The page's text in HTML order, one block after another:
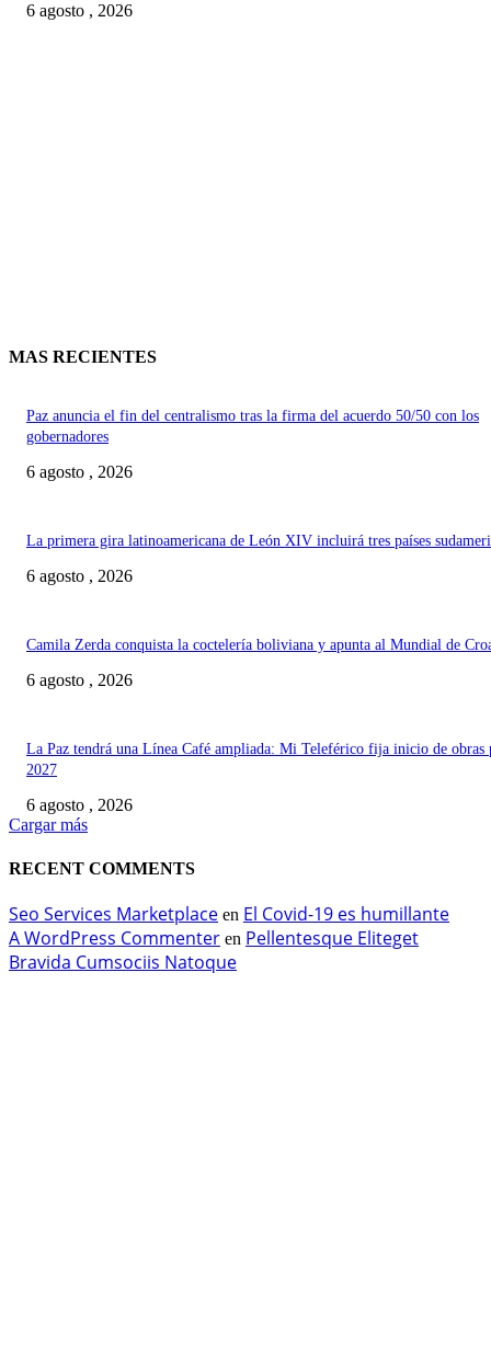
6 agosto , 2026
MAS RECIENTES
Paz anuncia el fin del centralismo tras la firma del acuerdo 50/50 con los
gobernadores
6 agosto , 2026
La primera gira latinoamericana de León XIV incluirá tres países
6 agosto , 2026
Camila Zerda conquista la coctelería boliviana y apunta al Mundial de
6 agosto , 2026
La Paz tendrá una Línea Café ampliada: Mi Teleférico fija inicio de obras
2027
6 agosto , 2026
Cargar más
RECENT COMMENTS
Seo Services Marketplace en El Covid-19 es humillante
A WordPress Commenter en Pellentesque Eliteget
Bravida Cumsociis Natoque